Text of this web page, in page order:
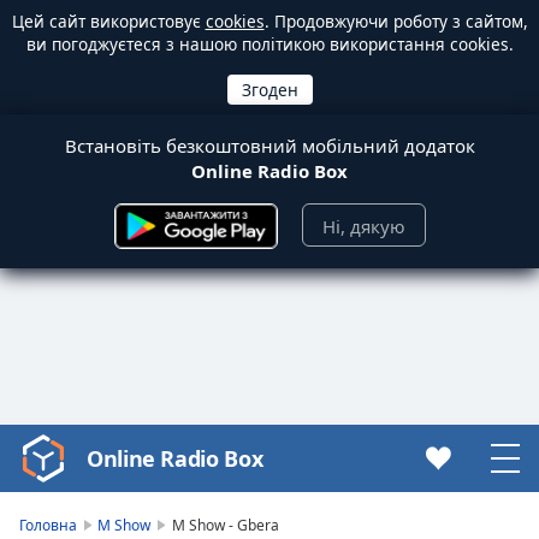
Цей сайт використовує cookies. Продовжуючи роботу з сайтом,
ви погоджуєтеся з нашою політикою використання cookies.
Встановіть безкоштовний мобільний додаток
Online Radio Box
Ні, дякую
Video
Player
Online Radio Box
Головна M Show M Show - Gbera